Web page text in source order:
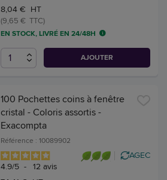
8,04 € HT
(9,65 € TTC)
EN STOCK, LIVRÉ EN 24/48H
AJOUTER
100 Pochettes coins à fenêtre
cristal - Coloris assortis -
Exacompta
Référence : 10089902
4.9/5 - 12 avis
AGEC